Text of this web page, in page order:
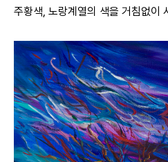
주황색, 노랑계열의 색을 거침없이